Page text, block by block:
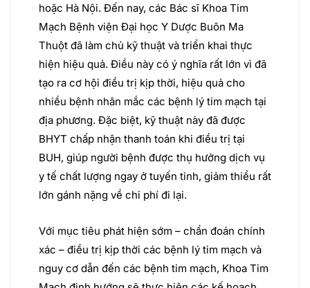
hoặc Hà Nội. Đến nay, các Bác sĩ Khoa Tim
Mạch Bệnh viện Đại học Y Dược Buôn Ma
Thuột đã làm chủ kỹ thuật và triển khai thực
hiện hiệu quả. Điều này có ý nghĩa rất lớn vì đã
tạo ra cơ hội điều trị kịp thời, hiệu quả cho
nhiều bệnh nhân mắc các bệnh lý tim mạch tại
địa phương. Đặc biệt, kỹ thuật này đã được
BHYT chấp nhận thanh toán khi điều trị tại
BUH, giúp người bệnh được thụ hưởng dịch vụ
y tế chất lượng ngay ở tuyến tỉnh, giảm thiểu rất
lớn gánh nặng về chi phí đi lại.
Với mục tiêu phát hiện sớm – chẩn đoán chính
xác – điều trị kịp thời các bệnh lý tim mạch và
nguy cơ dẫn đến các bệnh tim mạch, Khoa Tim